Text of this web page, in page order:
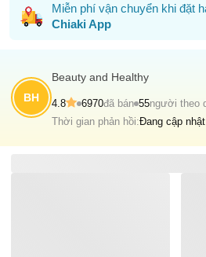
Miễn phí vận chuyển khi đặt
Chiaki App
BH
Beauty and Healthy
4.8 6970đã bán 55người theo
Thời gian phản hồi:Đang cập nhật